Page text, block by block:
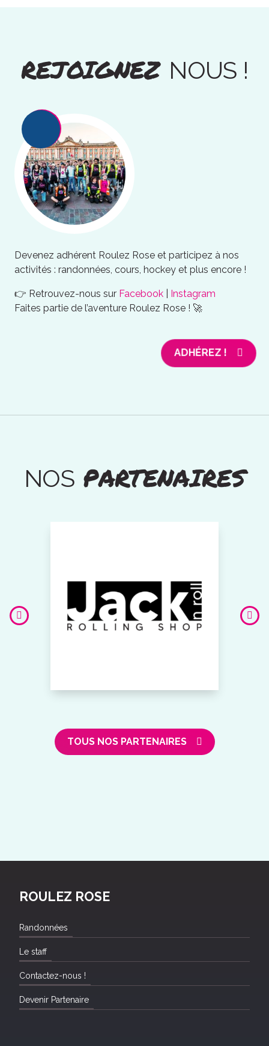
REJOIGNEZ NOUS !
Devenez adhérent Roulez Rose et participez à nos
activités : randonnées, cours, hockey et plus encore !
👉 Retrouvez-nous sur Facebook
Instagram
Faites partie de l’aventure Roulez Rose ! 🚀
ADHÉREZ !
NOSPARTENAIRES
TOUS NOS PARTENAIRES
ROULEZ ROSE
Randonnées
Le staff
Contactez-nous !
Devenir Partenaire